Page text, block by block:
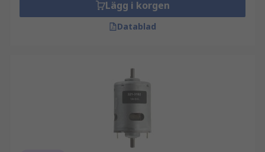
Lägg i korgen
Datablad